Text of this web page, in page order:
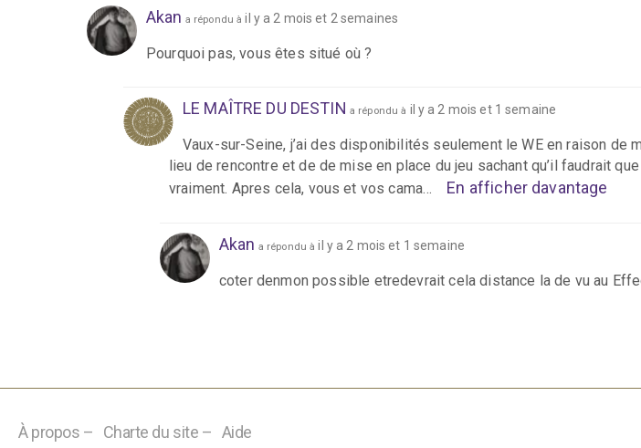
Akan a répondu àil y a 2 mois et 2 semaines
Pourquoi pas, vous êtes situé où ?
LE MAÎTRE DU DESTIN a répondu à il y a 2 mois et 1 semaine
Vaux-sur-Seine, j’ai des disponibilités seulement le WE en raison de
lieu de rencontre et de de mise en place du jeu sachant qu’il faudrait
vraiment. Apres cela, vous et vos cama…
En afficher davantage
Akan a répondu àil y a 2 mois et 1 semaine
coter denmon possible etredevrait cela distance la de vu au
À propos – Charte du site – Aide